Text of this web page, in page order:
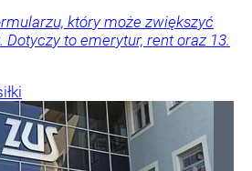
który może zwiększyć
Dotyczy to emerytur, rent oraz 13.